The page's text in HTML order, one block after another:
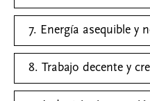
7. Energía asequible y
8. Trabajo decente y